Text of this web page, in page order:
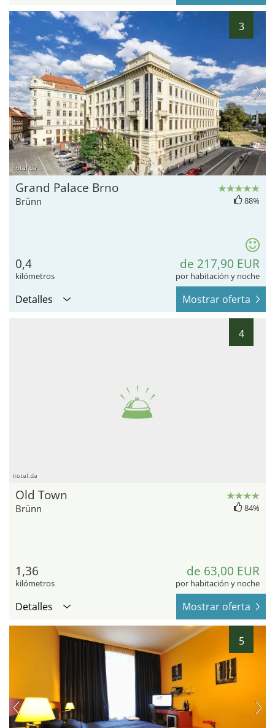
3
hotel.de
Grand Palace Brno
Brünn 88%
0,4
kilómetros
de 217,90 EUR
por habitación y noche
Detalles Mostrar oferta
4
hotel.de
Old Town
Brünn 84%
1,36
kilómetros
de 63,00 EUR
por habitación y noche
Detalles Mostrar oferta
5